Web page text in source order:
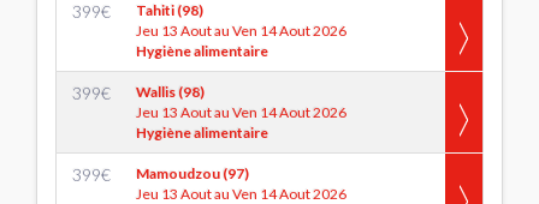
399€
Tahiti (98)
Jeu 13 Aout au Ven 14 Aout 2026
Hygiène alimentaire
399€
Wallis (98)
Jeu 13 Aout au Ven 14 Aout 2026
Hygiène alimentaire
399€
Mamoudzou (97)
Jeu 13 Aout au Ven 14 Aout 2026